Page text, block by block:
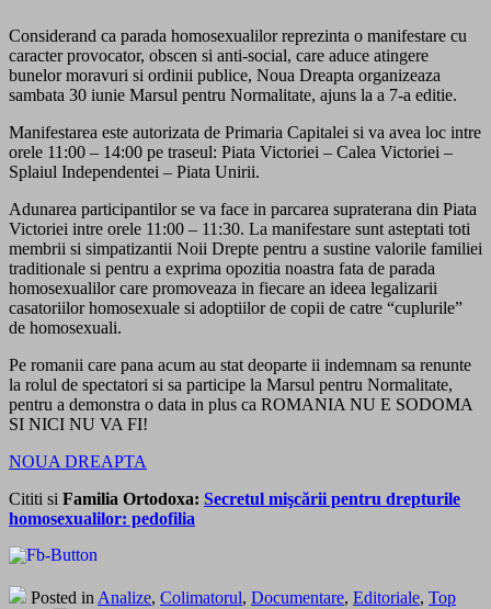
Considerand ca parada homosexualilor reprezinta o manifestare cu
caracter provocator, obscen si anti-social, care aduce atingere
bunelor moravuri si ordinii publice, Noua Dreapta organizeaza
sambata 30 iunie Marsul pentru Normalitate, ajuns la a 7-a editie.
Manifestarea este autorizata de Primaria Capitalei si va avea loc intre
orele 11:00 – 14:00 pe traseul: Piata Victoriei – Calea Victoriei –
Splaiul Independentei – Piata Unirii.
Adunarea participantilor se va face in parcarea supraterana din Piata
Victoriei intre orele 11:00 – 11:30. La manifestare sunt asteptati toti
membrii si simpatizantii Noii Drepte pentru a sustine valorile familiei
traditionale si pentru a exprima opozitia noastra fata de parada
homosexualilor care promoveaza in fiecare an ideea legalizarii
casatoriilor homosexuale si adoptiilor de copii de catre “cuplurile”
de homosexuali.
Pe romanii care pana acum au stat deoparte ii indemnam sa renunte
la rolul de spectatori si sa participe la Marsul pentru Normalitate,
pentru a demonstra o data in plus ca ROMANIA NU E SODOMA
SI NICI NU VA FI!
NOUA DREAPTA
Cititi si Familia Ortodoxa: Secretul mişcării pentru drepturile
homosexualilor: pedofilia
Posted in Analize, Colimatorul, Documentare, Editoriale, Top